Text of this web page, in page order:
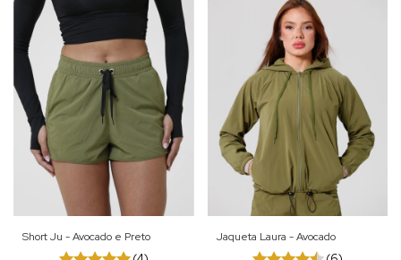
Short Ju - Avocado e Preto Jaqueta Laura - Avocado